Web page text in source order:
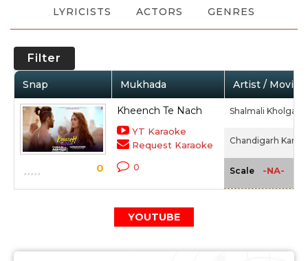
LYRICISTS ACTORS GENRES
Filter
Snap Mukhada Artist / Movie
0
Kheench Te Nach
YT Karaoke
Request Karaoke
0
Shalmali
Chandigarh Kare
Scale -NA-
YOUTUBE